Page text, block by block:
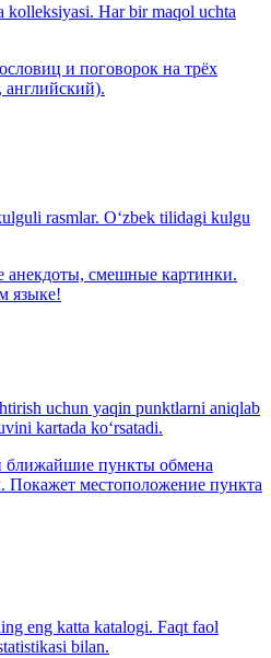
kolleksiyasi. Har bir maqol uchta
и поговорок на трёх
английский).
rasmlar. O‘zbek tilidagi kulgu
анекдоты, смешные картинки.
языке!
uchun yaqin punktlarni aniqlab
kartada ko‘rsatadi.
пункты обмена
местоположение пункта
eng katta katalogi. Faqt faol
bilan.